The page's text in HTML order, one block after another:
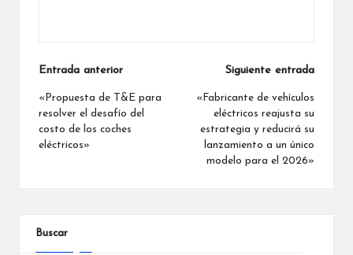
Navegación
de
entradas
Entrada anterior
«Propuesta de T&E para
resolver el desafío del
costo de los coches
eléctricos»
Siguiente entrada
«Fabricante de vehículos
eléctricos reajusta su
estrategia y reducirá su
lanzamiento a un único
modelo para el 2026»
Buscar